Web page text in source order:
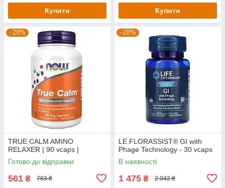
Купити Купити
–28%
TRUE CALM AMINO
RELAXER | 90 vcaps |
Готово до відправки
561 ₴ 783 ₴
–28%
LE FLORASSIST® GI with
Phage Technology - 30 vcaps
В наявності
1 475 ₴ 2 042 ₴